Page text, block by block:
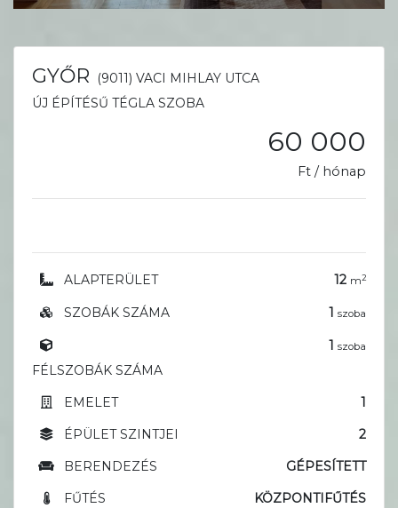
GYŐR (9011) VACI MIHLAY UTCA
ÚJ ÉPÍTÉSŰ TÉGLA SZOBA
60 000
Ft / hónap
ALAPTERÜLET 12 m2
SZOBÁK SZÁMA 1 szoba
FÉLSZOBÁK SZÁMA
1 szoba
EMELET
1
ÉPÜLET SZINTJEI
2
BERENDEZÉS
GÉPESÍTETT
FŰTÉS
KÖZPONTIFŰTÉS